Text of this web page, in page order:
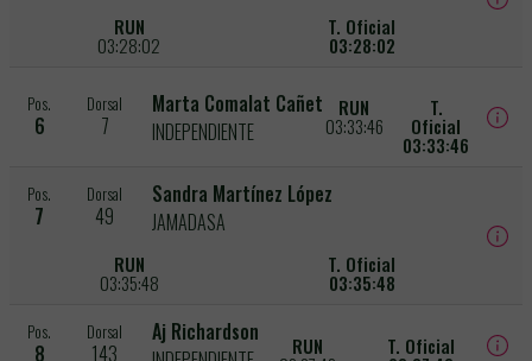
RUN
03:28:02
T. Oficial
03:28:02
Pos.
6
Dorsal
7
Marta Comalat Cañet
INDEPENDIENTE
RUN
03:33:46
T.
Oficial
03:33:46
Pos.
7
Dorsal
49
Sandra Martínez López
JAMADASA
RUN
03:35:48
T. Oficial
03:35:48
Pos.
8
Dorsal
143
Aj Richardson
RUN T. Oficial